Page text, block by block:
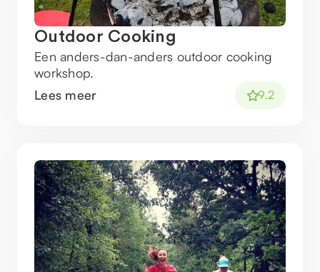
Outdoor Cooking
Een anders-dan-anders outdoor cooking
workshop.
Lees meer
9.2